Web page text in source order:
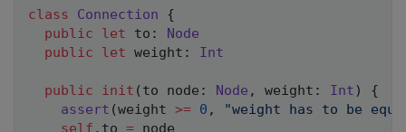
class Connection
{
public
let to :
Node
public
let weight : Int
public init ( to node : Node , weight : Int )
{
assert (weight >= 0 ,
"weight has to be
self . to = node